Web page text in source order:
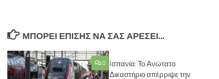
ΜΠΟΡΕΊ ΕΠΊΣΗΣ ΝΑ ΣΑΣ ΑΡΈΣΕΙ...
0
Iσπανία: Το Ανώτατο
Δικαστήριο απέρριψε την